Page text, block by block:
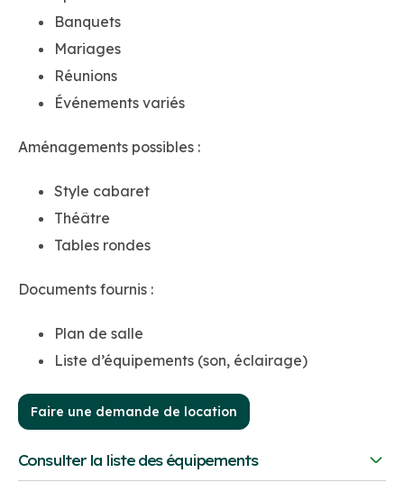
Banquets
Mariages
Réunions
Événements variés
Aménagements possibles :
Style cabaret
Théâtre
Tables rondes
Documents fournis :
Plan de salle
Liste d’équipements (son, éclairage)
Faire une demande de location
Consulter la liste des équipements